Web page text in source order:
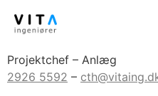
Projektchef – Anlæg
2926 5592 –